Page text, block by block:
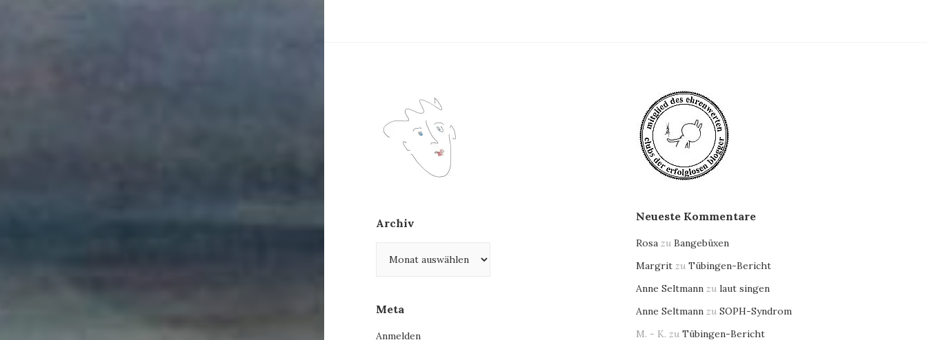
Archiv
Meta
Anmelden
Neueste Kommentare
Rosa zuBangebüxen
Margrit zuTübingen-Bericht
Anne Seltmann zulaut singen
Anne Seltmann zuSOPH-Syndrom
M. - K. zuTübingen-Bericht